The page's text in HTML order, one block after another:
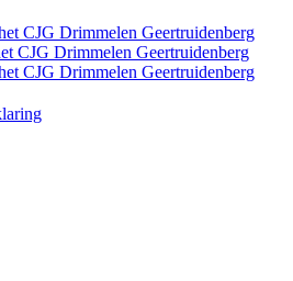
CJG Drimmelen Geertruidenberg
CJG Drimmelen Geertruidenberg
CJG Drimmelen Geertruidenberg